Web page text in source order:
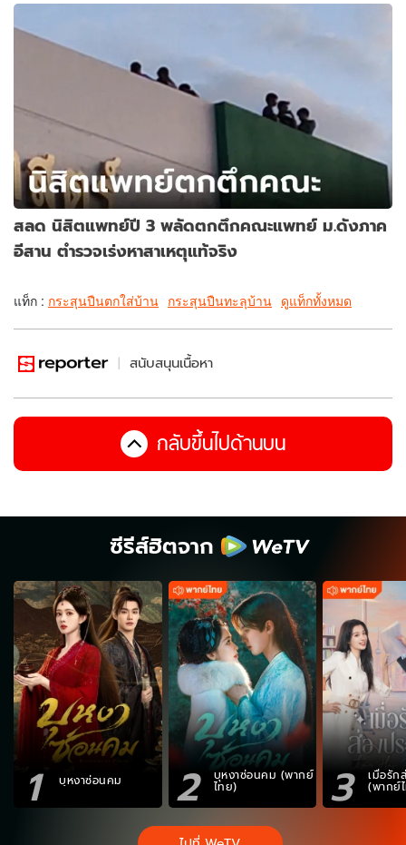
สลด นิสิตแพทย์ปี 3 พลัดตกตึกคณะแพทย์ ม.ดังภาค
อีสาน ตำรวจเร่งหาสาเหตุแท้จริง
แท็ก : กระสุนปืนตกใส่บ้าน กระสุนปืนทะลุบ้าน ดูแท็กทั้งหมด
สนับสนุนเนื้อหา
กลับขึ้นไปด้านบน
ซีรีส์ฮิตจาก
1 บุหงาซ่อนคม 2 บุหงาซ่อนคม (พากย์
ไทย) 3 เมื่อรัก
(พากย์